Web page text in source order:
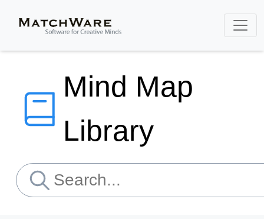
Mind Map
Library